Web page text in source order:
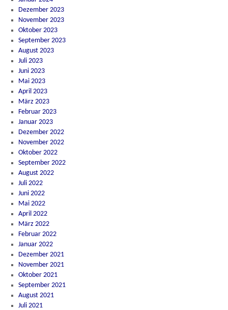
Dezember 2023
November 2023
Oktober 2023
September 2023
August 2023
Juli 2023
Juni 2023
Mai 2023
April 2023
März 2023
Februar 2023
Januar 2023
Dezember 2022
November 2022
Oktober 2022
September 2022
August 2022
Juli 2022
Juni 2022
Mai 2022
April 2022
März 2022
Februar 2022
Januar 2022
Dezember 2021
November 2021
Oktober 2021
September 2021
August 2021
Juli 2021